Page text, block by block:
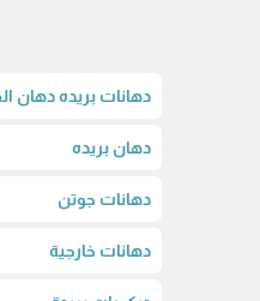
دهانات بريده دهان
دهان بريده
دهانات جوتن
دهانات خارجية